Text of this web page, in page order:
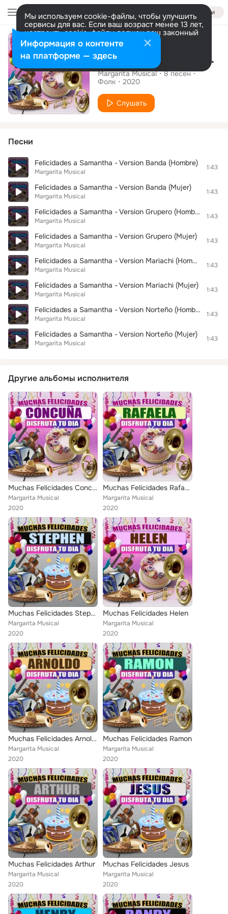
Войти
Мы используем cookie-файлы, чтобы улучшить
сервисы для вас. Если ваш возраст менее 13 лет,
настроить cookie-файлы должен ваш законный
представитель. Больше информации
Разрешить все Настроить
Альбом
Muchas Felicidades Samantha
Margarita Musical 8песен
Фолк
2020
Слушать
Песни
Felicidades a Samantha - Version Banda (Hombre)
Margarita Musical
1:43
Felicidades a Samantha - Version Banda (Mujer)
Margarita Musical
1:43
Felicidades a Samantha - Version Grupero (Hombre)
Margarita Musical
1:43
Felicidades a Samantha - Version Grupero (Mujer)
Margarita Musical
1:43
Felicidades a Samantha - Version Mariachi (Hombre)
Margarita Musical
1:43
Felicidades a Samantha - Version Mariachi (Mujer)
Margarita Musical
1:43
Felicidades a Samantha - Version Norteño (Hombre)
Margarita Musical
1:43
Felicidades a Samantha - Version Norteño (Mujer)
Margarita Musical
1:43
Другие альбомы исполнителя
Muchas Felicidades Concuña
Margarita Musical
2020
Muchas Felicidades Rafaela
Margarita Musical
2020
Muchas Felicidades Stephen
Margarita Musical
2020
Muchas Felicidades Helen
Margarita Musical
2020
Muchas Felicidades Arnoldo
Margarita Musical
2020
Muchas Felicidades Ramon
Margarita Musical
2020
Muchas Felicidades Arthur
Margarita Musical
2020
Muchas Felicidades Jesus
Margarita Musical
2020
Информация о контенте
на платформе — здесь